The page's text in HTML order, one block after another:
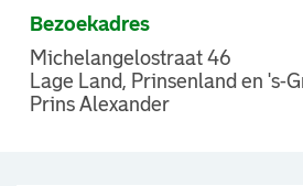
Bezoekadres
Michelangelostraat 46
Lage Land, Prinsenland en 's-
Prins Alexander